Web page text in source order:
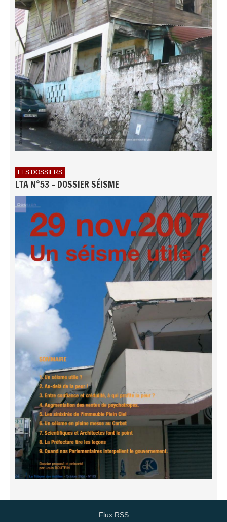
LES DOSSIERS
LTA N°53 - DOSSIER SÉISME
Flux RSS